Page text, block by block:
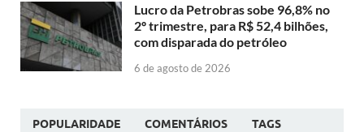
Lucro da Petrobras sobe 96,8% no
2º trimestre, para R$ 52,4 bilhões,
com disparada do petróleo
6 de agosto de 2026
POPULARIDADE COMENTÁRIOS TAGS